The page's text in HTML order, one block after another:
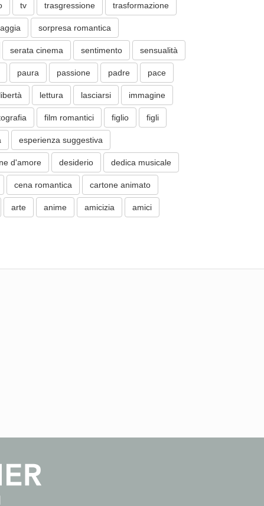
tv trasgressione trasformazione
sorpresa romantica
serata cinema sentimento sensualità
paura passione padre pace
libertà lettura lasciarsi immagine
film romantici figlio figli
esperienza suggestiva
d'amore desiderio dedica musicale
cena romantica cartone animato
arte anime amicizia amici